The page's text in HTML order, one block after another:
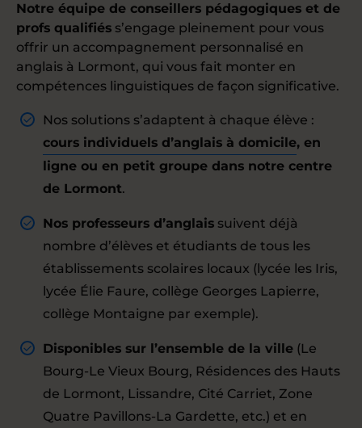
Notre équipe de conseillers pédagogiques et de
profs qualifiés s’engage pleinement pour vous
offrir un accompagnement personnalisé en
anglais à Lormont, qui vous fait monter en
compétences linguistiques de façon significative.
Nos solutions s’adaptent à chaque élève :
cours individuels d’anglais à domicile, en
ligne ou en petit groupe dans notre centre
de Lormont.
Nos professeurs d’anglais suivent déjà
nombre d’élèves et étudiants de tous les
établissements scolaires locaux (lycée les Iris,
lycée Élie Faure, collège Georges Lapierre,
collège Montaigne par exemple).
Disponibles sur l’ensemble de la ville (Le
Bourg-Le Vieux Bourg, Résidences des Hauts
de Lormont, Lissandre, Cité Carriet, Zone
Quatre Pavillons-La Gardette, etc.) et en